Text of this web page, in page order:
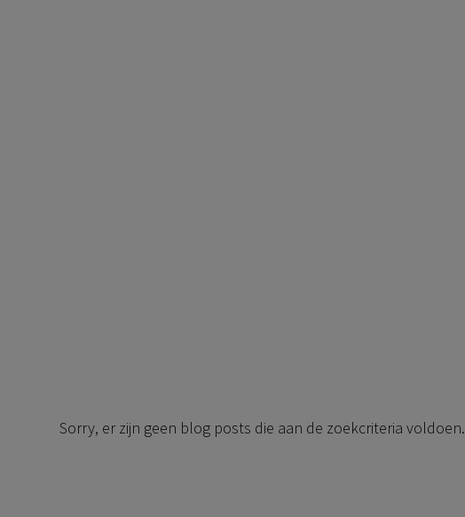
Sorry, er zijn geen blog posts die aan de zoekcriteria voldoen.